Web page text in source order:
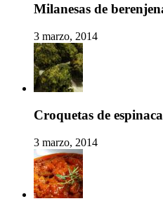
Milanesas de
3 marzo, 2014
Croquetas de
3 marzo, 2014